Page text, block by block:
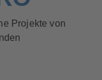
Projekte von